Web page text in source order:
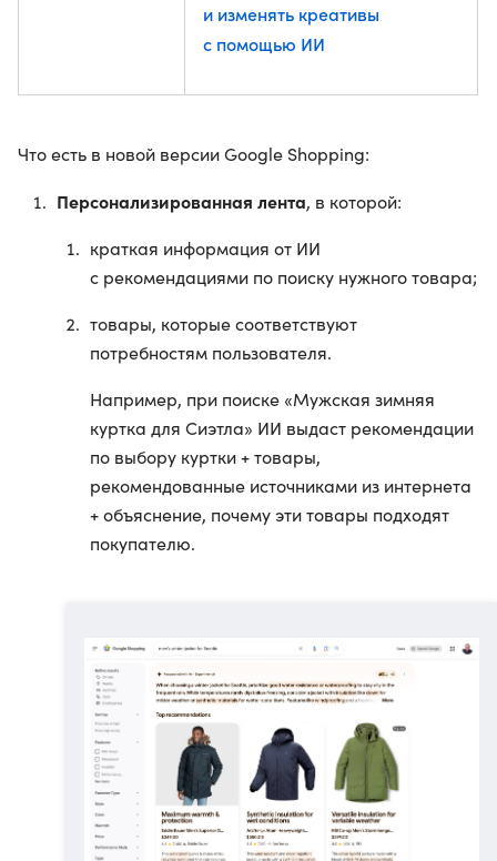
и изменять креативы
с помощью ИИ
Что есть в новой версии Google Shopping:
Персонализированная лента, в которой:
краткая информация от ИИ
с рекомендациями по поиску нужного товара;
товары, которые соответствуют
потребностям пользователя.
Например, при поиске «Мужская зимняя
куртка для Сиэтла» ИИ выдаст рекомендации
по выбору куртки + товары,
рекомендованные источниками из интернета
+ объяснение, почему эти товары подходят
покупателю.